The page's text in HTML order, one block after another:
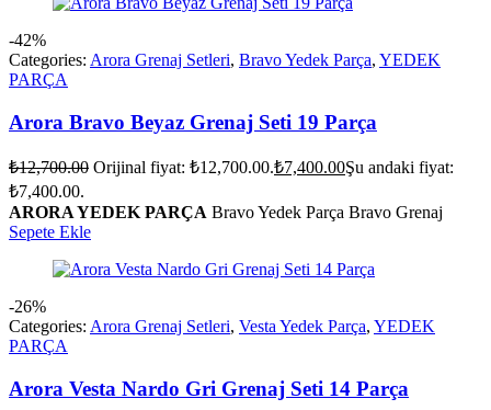
-42%
Categories: Arora Grenaj Setleri, Bravo Yedek Parça, YEDEK
PARÇA
Arora Bravo Beyaz Grenaj Seti 19 Parça
₺12,700.00 Orijinal fiyat: ₺12,700.00.₺7,400.00Şu andaki fiyat:
₺7,400.00.
ARORA YEDEK PARÇA Bravo Yedek Parça Bravo Grenaj
Sepete Ekle
-26%
Categories: Arora Grenaj Setleri, Vesta Yedek Parça, YEDEK
PARÇA
Arora Vesta Nardo Gri Grenaj Seti 14 Parça